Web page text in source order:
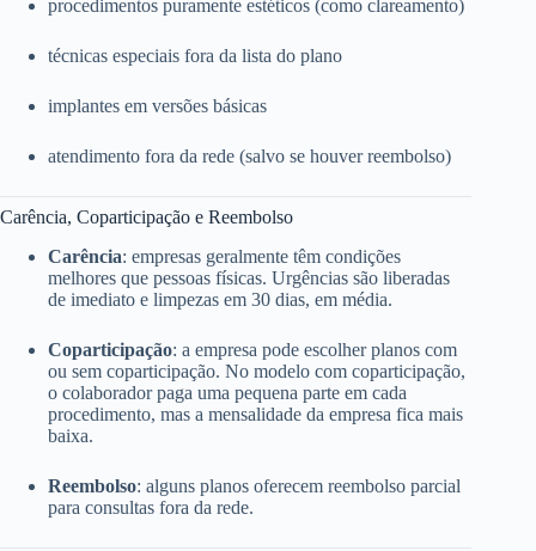
procedimentos puramente estéticos (como clareamento)
técnicas especiais fora da lista do plano
implantes em versões básicas
atendimento fora da rede (salvo se houver reembolso)
Carência, Coparticipação e Reembolso
Carência: empresas geralmente têm condições
melhores que pessoas físicas. Urgências são liberadas
de imediato e limpezas em 30 dias, em média.
Coparticipação: a empresa pode escolher planos com
ou sem coparticipação. No modelo com coparticipação,
o colaborador paga uma pequena parte em cada
procedimento, mas a mensalidade da empresa fica mais
baixa.
Reembolso: alguns planos oferecem reembolso parcial
para consultas fora da rede.